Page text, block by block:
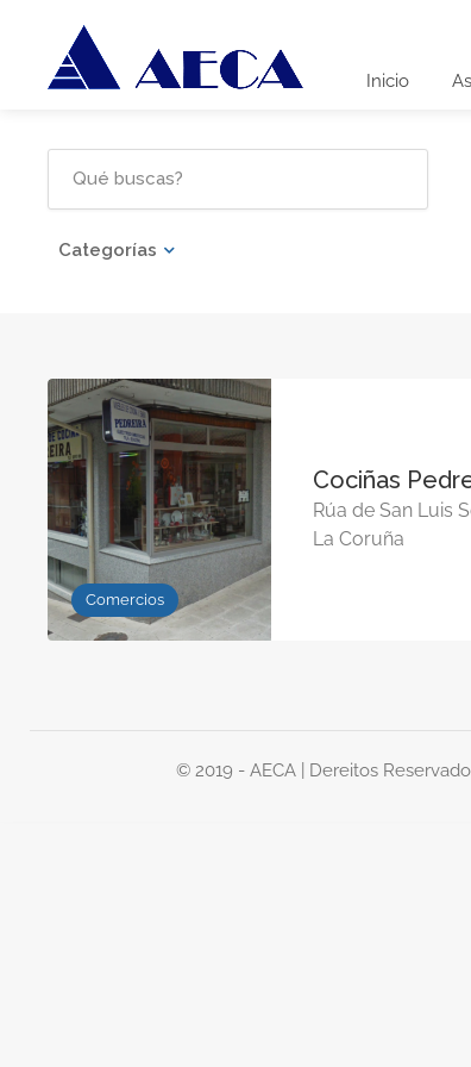
Inicio
Categorías
Comercios
Cociñas
Rúa de San Luis
La Coruña
© 2019 - AECA | Dereitos